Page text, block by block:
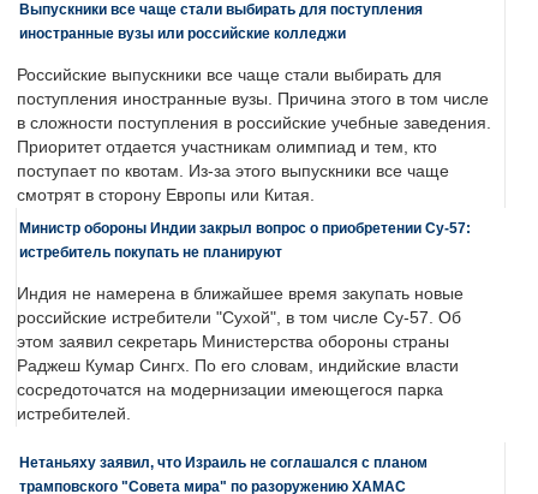
Выпускники все чаще стали выбирать для поступления
иностранные вузы или российские колледжи
Российские выпускники все чаще стали выбирать для
поступления иностранные вузы. Причина этого в том числе
в сложности поступления в российские учебные заведения.
Приоритет отдается участникам олимпиад и тем, кто
поступает по квотам. Из-за этого выпускники все чаще
смотрят в сторону Европы или Китая.
Министр обороны Индии закрыл вопрос о приобретении Су-57:
истребитель покупать не планируют
Индия не намерена в ближайшее время закупать новые
российские истребители "Сухой", в том числе Су-57. Об
этом заявил секретарь Министерства обороны страны
Раджеш Кумар Сингх. По его словам, индийские власти
сосредоточатся на модернизации имеющегося парка
истребителей.
Нетаньяху заявил, что Израиль не соглашался с планом
трамповского "Совета мира" по разоружению ХАМАС